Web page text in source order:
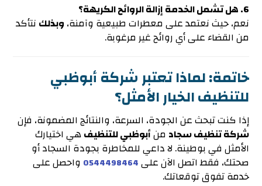
6. هل تشمل الخدمة إزالة الروائح الكريهة؟
نعم، حيث نعتمد على معطرات طبيعية وآمنة، وبذلك نتأكد
من القضاء على أي روائح غير مرغوبة.
خاتمة: لماذا تعتبر شركة أبوظبي
للتنظيف الخيار الأمثل؟
إذا كنت تبحث عن الجودة، السرعة، والنتائج المضمونة، فإن
شركة تنظيف سجاد منأبوظبي للتنظيفهي اختيارك
الأمثل في بوطينة. لا داعي للمخاطرة بجودة السجاد أو
صحتك، فقط اتصل الآن على0544498464 واحصل على
خدمة تفوق توقعاتك.